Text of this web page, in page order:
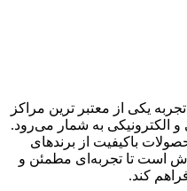
یکی از معتبر ترین مراکز
الکترونیکی به شمار می‌رود.
باکیفیت از برندهای
است تا تجربه‌ای مطمئن و
کند.